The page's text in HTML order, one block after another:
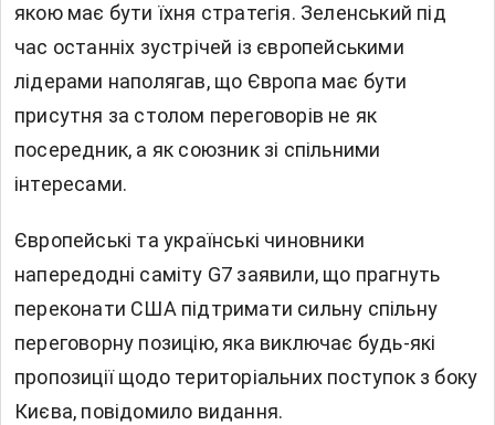
якою має бути їхня стратегія. Зеленський під
час останніх зустрічей із європейськими
лідерами наполягав, що Європа має бути
присутня за столом переговорів не як
посередник, а як союзник зі спільними
інтересами.
Європейські та українські чиновники
напередодні саміту G7 заявили, що прагнуть
переконати США підтримати сильну спільну
переговорну позицію, яка виключає будь-які
пропозиції щодо територіальних поступок з боку
Києва, повідомило видання.